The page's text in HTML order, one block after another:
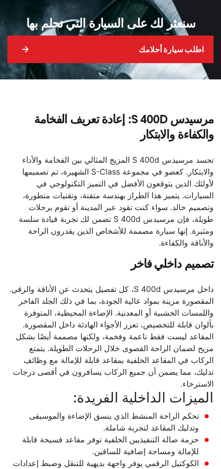
سنعثر لك على السيارة التي تحلم بها
اطلب سيارة أحلامك
مرسيدس S 400D: إعادة تعريف الفخامة
والكفاءة والابتكار
تجسد مرسيدس S 400d المزيج المثالي بين الفخامة والأداء
والابتكار. كعضو في مجموعة S-Class الشهيرة، تم تصميمها
لأولئك الذين يتوقعون الأفضل في التميز التكنولوجي في
السيارات. يتميز هذا الطراز بهندسة متقنة، وتقنيات متطورة،
وتصميم خالد. سواء كنت تقود عبر المدينة أو تقوم برحلات
طويلة، فإن مرسيدس S 400d تضمن لك تجربة قيادة سلسة
ومثيرة. إنها سيارة مصممة للأشخاص الذين يقدرون الراحة
والأناقة والكفاءة.
تصميم داخلي فاخر
داخل مرسيدس S 400d، كل تفصيل يتحدث عن الأناقة والرقي.
المقصورة مزينة بمواد عالية الجودة، بما في ذلك الجلد الفاخر
واللمسات الخشبية أو المعدنية. الإضاءة المحيطية، المتوفرة
بألوان قابلة للتخصيص، تعزز الأجواء الهادئة داخل المقصورة.
المقاعد ليست فقط ناعمة وفخمة، ولكنها مصممة أيضًا بشكل
مريح لضمان الراحة القصوى خلال الرحلات الطويلة. يتمتع
الركاب في المقاعد الخلفية بمقاعد قابلة للإمالة مع وظائف
تدليك، مما يضمن أن جميع الركاب يسافرون في أقصى درجات
الاسترخاء.
الميزات الداخلية الفريدة:
تحكم الراحة المنشط الذي ينسق الإضاءة والموسيقى
وتدليك المقاعد لتجربة شاملة.
حزمة صالة التنفيذيين الخلفية توفر مقاعد فسيحة قابلة
للإمالة ومساحة إضافية للساقين.
الكوكتيل الرقمي يوفر واجهة بديهية للتنقل وضبط إعدادات